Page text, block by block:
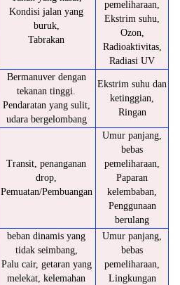
Kondisi jalan yang
buruk,
Tabrakan
pemeliharaan,
Ekstrim suhu,
Ozon,
Radioaktivitas,
Radiasi UV
Bermanuver dengan
tekanan tinggi.
Pendaratan yang sulit,
udara bergelombang
Ekstrim suhu dan
ketinggian,
Ringan
Transit, penanganan
drop,
Pemuatan/Pembuangan
Umur panjang,
bebas
pemeliharaan,
Paparan
kelembaban,
Penggunaan
berulang
beban dinamis yang
tidak seimbang,
Palu cair, getaran yang
melekat, kelemahan
Umur panjang,
bebas
pemeliharaan,
Lingkungan